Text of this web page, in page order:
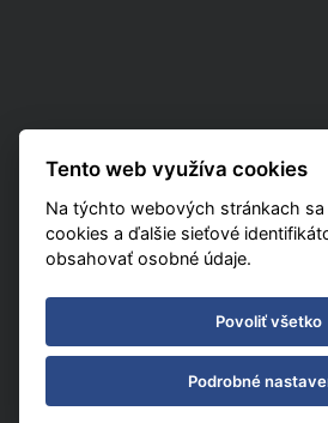
Tento web využíva cookies
Na týchto webových stránkach
cookies a ďalšie sieťové
obsahovať osobné údaje.
Povoliť všetko
Podrobné